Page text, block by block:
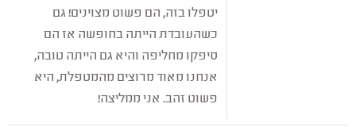
יטפלו בזה, הם פשוט מצוינים! גם
כשהעובדת הייתה בחופשה אז הם
סיפקו מחליפה והיא גם הייתה טובה,
אנחנו מאוד מרוצים מהמטפלת, היא
פשוט זהב. אני ממליצה!